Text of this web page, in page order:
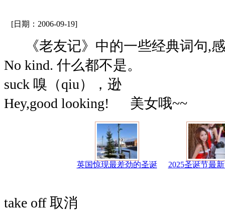
[日期：2006-09-19]
《老友记》中的一些经典词句,
No kind. 什么都不是。
suck 嗅（qiu），逊
Hey,good looking! 美女哦~~
英国惊现最差劲的圣诞 2025圣诞节最
take off 取消